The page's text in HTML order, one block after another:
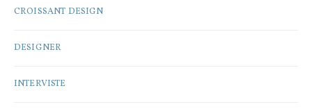
CROISSANT DESIGN
DESIGNER
INTERVISTE